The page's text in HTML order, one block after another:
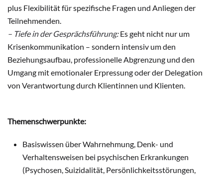
plus Flexibilität für spezifische Fragen und Anliegen der
Teilnehmenden.
– Tiefe in der Gesprächsführung:Es geht nicht nur um
Krisenkommunikation – sondern intensiv um den
Beziehungsaufbau, professionelle Abgrenzung und den
Umgang mit emotionaler Erpressung oder der Delegation
von Verantwortung durch Klientinnen und Klienten.
Themenschwerpunkte:
Basiswissen über Wahrnehmung, Denk- und
Verhaltensweisen bei psychischen Erkrankungen
(Psychosen, Suizidalität, Persönlichkeitsstörungen,